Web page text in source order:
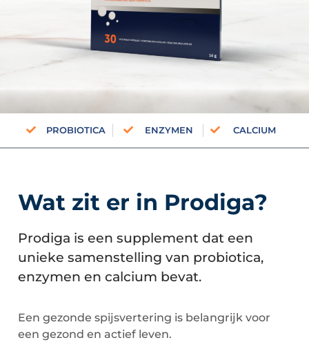
PROBIOTICA ENZYMEN CALCIUM
Wat zit er in Prodiga?
Prodiga is een supplement dat een
unieke samenstelling van probiotica,
enzymen en calcium bevat.
Een gezonde spijsvertering is belangrijk voor
een gezond en actief leven.